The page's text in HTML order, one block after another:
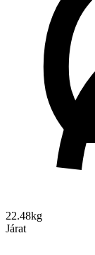
22.48kg
Járat